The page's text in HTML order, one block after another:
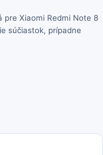
pre Xiaomi Redmi Note 8
súčiastok, prípadne